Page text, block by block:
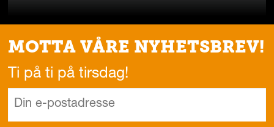
MOTTA VÅRE NYHETSBREV!
Ti på ti på tirsdag!